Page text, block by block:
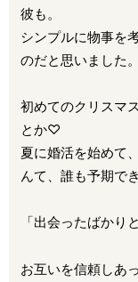
彼も。
シンプルに物事を
のだと思いました。
初めてのクリスマ
とか♡
夏に婚活を始めて
んて、誰も予期で
「出会ったばかり
お互いを信頼しあ